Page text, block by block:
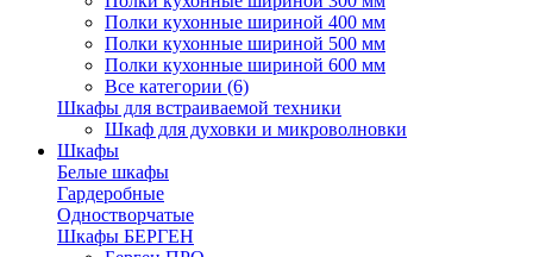
Полки кухонные шириной 400 мм
Полки кухонные шириной 500 мм
Полки кухонные шириной 600 мм
Все категории (6)
Шкафы для встраиваемой техники
Шкаф для духовки и микроволновки
Шкафы
Белые шкафы
Гардеробные
Одностворчатые
Шкафы БЕРГЕН